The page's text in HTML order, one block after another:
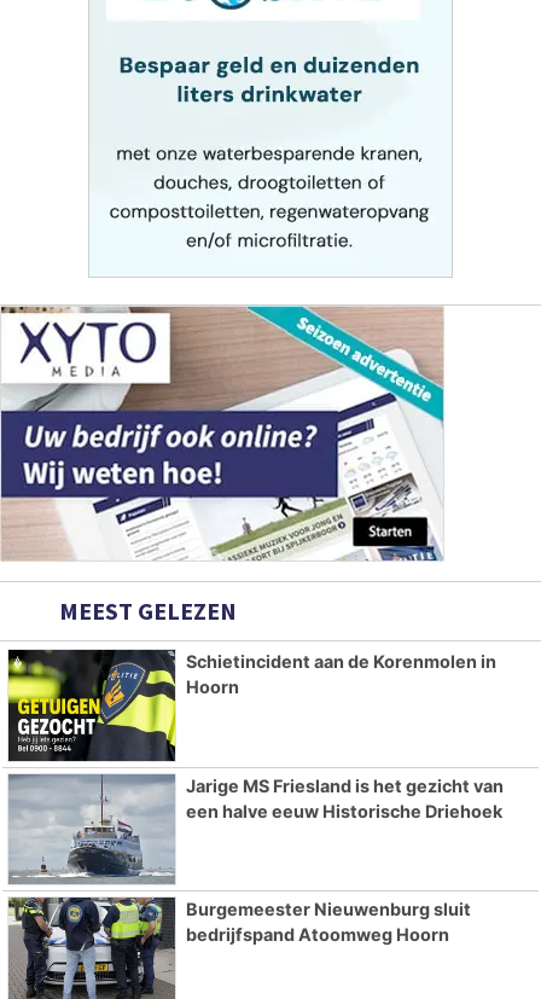
MEEST GELEZEN
Schietincident aan de Korenmolen in
Hoorn
Jarige MS Friesland is het gezicht van
een halve eeuw Historische Driehoek
Burgemeester Nieuwenburg sluit
bedrijfspand Atoomweg Hoorn